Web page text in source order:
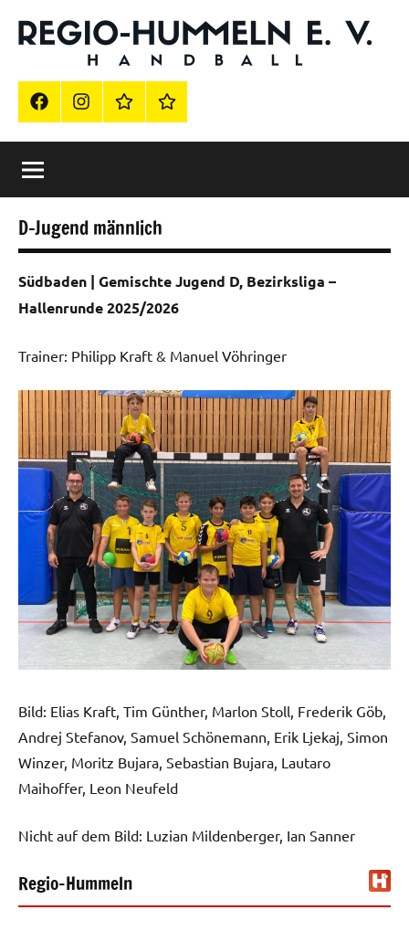
Inhalt
Offizielle
Homepage
der
Regio
Hummeln
e.
V.
Hummeln
Grenzach-
Wyhlen
FB InstagramImpressumVereinsshop
D-Jugend männlich
Südbaden | Gemischte Jugend D, Bezirksliga –
Hallenrunde 2025/2026
Trainer: Philipp Kraft & Manuel Vöhringer
Bild: Elias Kraft, Tim Günther, Marlon Stoll, Frederik Göb,
Andrej Stefanov, Samuel Schönemann, Erik Ljekaj, Simon
Winzer, Moritz Bujara, Sebastian Bujara, Lautaro
Maihoffer, Leon Neufeld
Nicht auf dem Bild: Luzian Mildenberger, Ian Sanner
Regio-Hummeln